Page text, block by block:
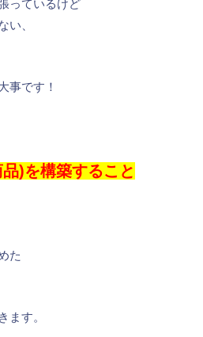
っているけど
い、
事です！
)を構築すること
た
ます。